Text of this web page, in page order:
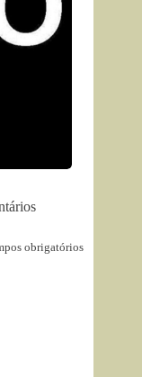
obrigatórios